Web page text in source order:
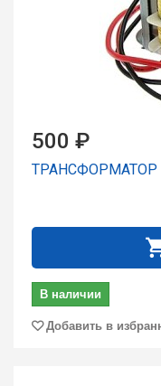
500 ₽
ТРАНСФОРМАТОР
В наличии
Добавить в